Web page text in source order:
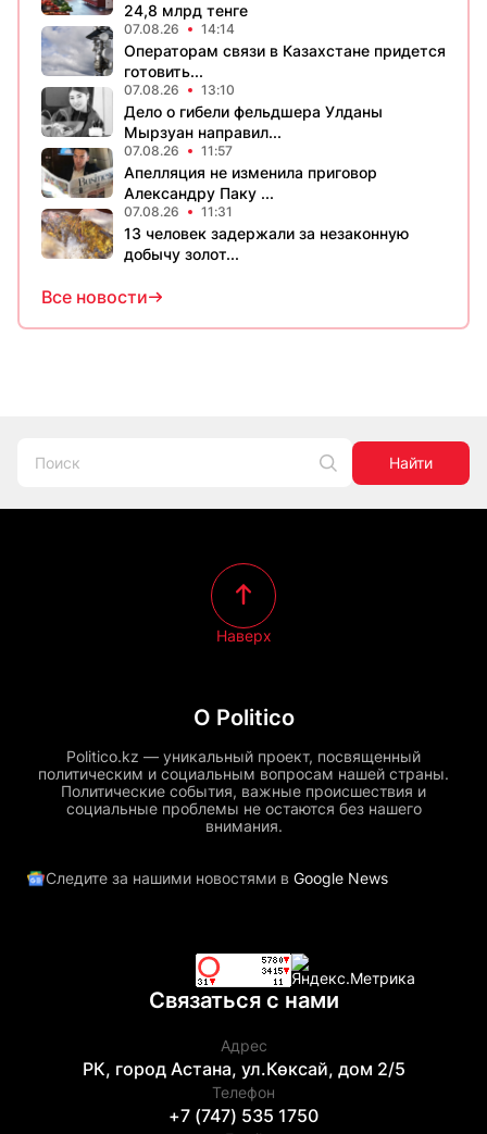
24,8 млрд тенге
07.08.26 14:14
Операторам связи в Казахстане придется
готовить...
07.08.26 13:10
Дело о гибели фельдшера Улданы
Мырзуан направил...
07.08.26 11:57
Апелляция не изменила приговор
Александру Паку ...
07.08.26 11:31
13 человек задержали за незаконную
добычу золот...
Все новости
Найти
О Politico
Politico.kz — уникальный проект, посвященный
политическим и социальным вопросам нашей страны.
Политические события, важные происшествия и
социальные проблемы не остаются без нашего
внимания.
Следите за нашими новостями в Google News
Наверх
Связаться с нами
Адрес
РК, город Астана, ул.Көксай, дом 2/5
Телефон
+7 (747) 535 1750